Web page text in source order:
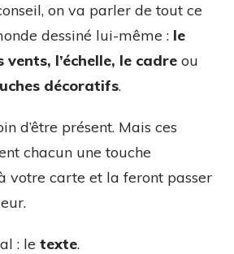
on va parler de tout ce
dessiné lui-même : le
l’échelle, le cadre ou
décoratifs.
d’être présent. Mais ces
chacun une touche
votre carte et la feront passer
: le texte.